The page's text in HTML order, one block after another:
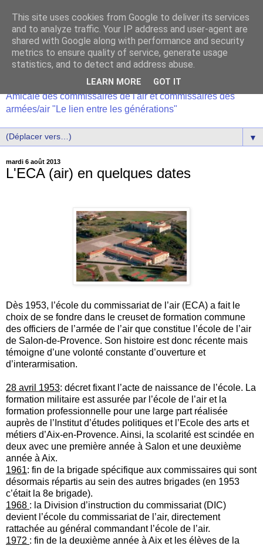
Amicale des commissaires de l'air et commissaires des
armées/air "Le lien entre les générations"
▼
mardi 6 août 2013
L'ECA (air) en quelques dates
Dès 1953, l’école du commissariat de l’air (ECA) a fait le
choix de se fondre dans le creuset de formation commune
des officiers de l’armée de l’air que constitue l’école de l’air
de Salon-de-Provence. Son histoire est donc récente mais
témoigne d’une volonté constante d’ouverture et
d’interarmisation.
28 avril 1953: décret fixant l’acte de naissance de l’école. La
formation militaire est assurée par l’école de l’air et la
formation professionnelle pour une large part réalisée
auprès de l’Institut d’études politiques et l’Ecole des arts et
métiers d’Aix-en-Provence. Ainsi, la scolarité est scindée en
deux avec une première année à Salon et une deuxième
année à Aix.
1961: fin de la brigade spécifique aux commissaires qui sont
désormais répartis au sein des autres brigades (en 1953
c’était la 8e brigade).
1968 : la Division d’instruction du commissariat (DIC)
devient l’école du commissariat de l’air, directement
rattachée au général commandant l’école de l’air.
1972 : fin de la deuxième année à Aix et les élèves de la
This site uses cookies from Google to deliver its services
and to analyze traffic. Your IP address and user-agent are
shared with Google along with performance and security
metrics to ensure quality of service, generate usage
statistics, and to detect and address abuse.
LEARN MORE GOT IT